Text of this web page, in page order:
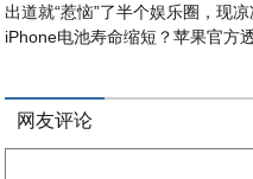
出道就“惹恼”了半个娱乐圈，现
iPhone电池寿命缩短？苹果官方
网友评论